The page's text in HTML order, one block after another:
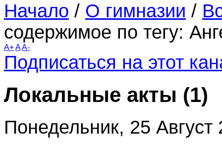
Начало / О гимназии /
содержимое по тегу:
A+AA-
Подписаться на этот
Локальные акты (1)
Понедельник, 25 Август